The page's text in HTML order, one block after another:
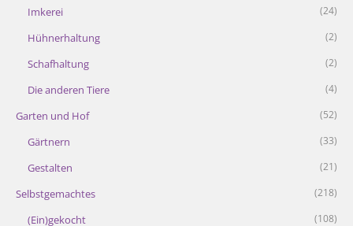
Imkerei (24)
Hühnerhaltung (2)
Schafhaltung (2)
Die anderen Tiere (4)
Garten und Hof (52)
Gärtnern (33)
Gestalten (21)
Selbstgemachtes (218)
(Ein)gekocht (108)